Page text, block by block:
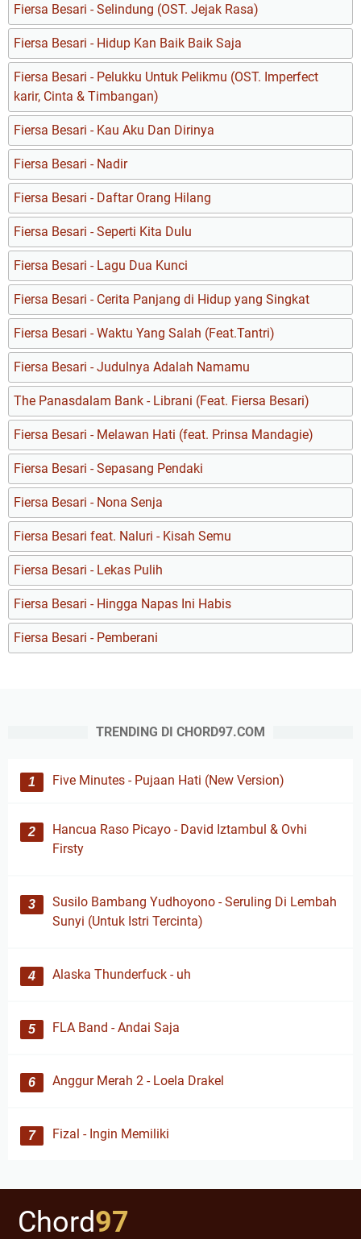
Fiersa Besari - Selindung (OST. Jejak Rasa)
Fiersa Besari - Hidup Kan Baik Baik Saja
Fiersa Besari - Pelukku Untuk Pelikmu (OST. Imperfect
karir, Cinta & Timbangan)
Fiersa Besari - Kau Aku Dan Dirinya
Fiersa Besari - Nadir
Fiersa Besari - Daftar Orang Hilang
Fiersa Besari - Seperti Kita Dulu
Fiersa Besari - Lagu Dua Kunci
Fiersa Besari - Cerita Panjang di Hidup yang Singkat
Fiersa Besari - Waktu Yang Salah (Feat.Tantri)
Fiersa Besari - Judulnya Adalah Namamu
The Panasdalam Bank - Librani (Feat. Fiersa Besari)
Fiersa Besari - Melawan Hati (feat. Prinsa Mandagie)
Fiersa Besari - Sepasang Pendaki
Fiersa Besari - Nona Senja
Fiersa Besari feat. Naluri - Kisah Semu
Fiersa Besari - Lekas Pulih
Fiersa Besari - Hingga Napas Ini Habis
Fiersa Besari - Pemberani
TRENDING DI CHORD97.COM
Five Minutes - Pujaan Hati (New Version)
Hancua Raso Picayo - David Iztambul & Ovhi
Firsty
Susilo Bambang Yudhoyono - Seruling Di Lembah
Sunyi (Untuk Istri Tercinta)
Alaska Thunderfuck - uh
FLA Band - Andai Saja
Anggur Merah 2 - Loela Drakel
Fizal - Ingin Memiliki
Chord97